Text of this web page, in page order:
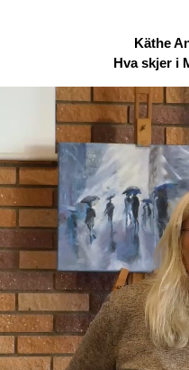
Käthe
Hva skjer i